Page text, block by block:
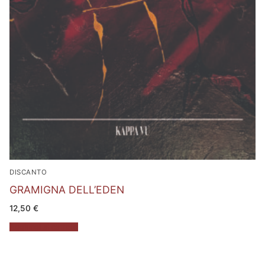
DISCANTO
GRAMIGNA DELL’EDEN
12,50 €